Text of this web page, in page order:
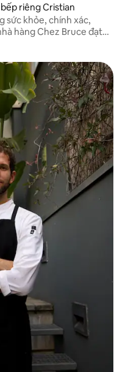
riêng Cristian
sức khỏe, chính xác,
hàng Chez Bruce đạt